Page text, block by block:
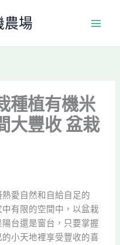
農場
種植有機米
大豐收 盆栽
愛自然和自給自足的
有限的空間中，以盆栽
台還是窗台，只要掌握
小天地裡享受豐收的喜